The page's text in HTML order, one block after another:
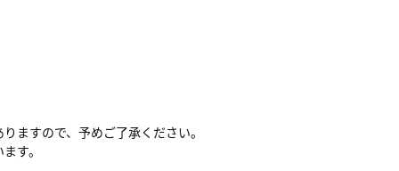
ますので、予めご了承ください。
す。